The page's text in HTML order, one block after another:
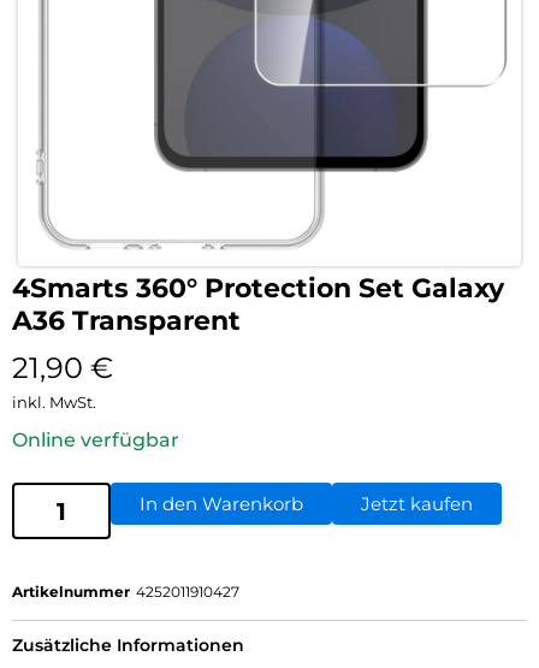
4Smarts 360° Protection Set Galaxy
A36 Transparent
21,90 €
inkl. MwSt.
Online verfügbar
In den Warenkorb Jetzt kaufen
Artikelnummer 4252011910427
Zusätzliche Informationen